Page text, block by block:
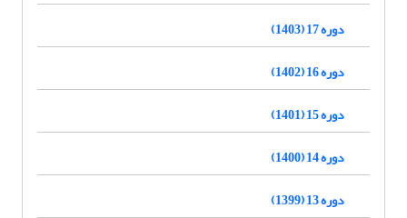
دوره 17 (1403)
دوره 16 (1402)
دوره 15 (1401)
دوره 14 (1400)
دوره 13 (1399)